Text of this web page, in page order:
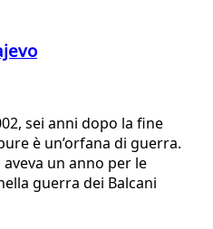
sei anni dopo la fine
è un’orfana di guerra.
un anno per le
guerra dei Balcani